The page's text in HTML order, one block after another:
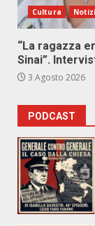
Cultura
“La ragazza
Sinai”.
3 Agosto 2026
PODCAST